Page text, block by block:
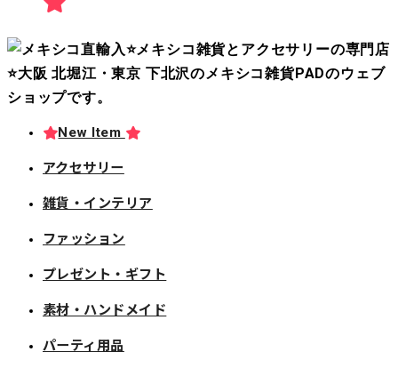
New Item
アクセサリー
雑貨・インテリア
ファッション
プレゼント・ギフト
素材・ハンドメイド
パーティ用品